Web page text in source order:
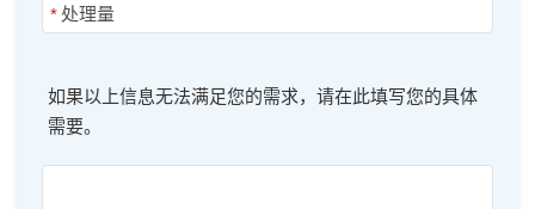
*
如果以上信息无法满足您的需求，请在此填写您的具体
需要。